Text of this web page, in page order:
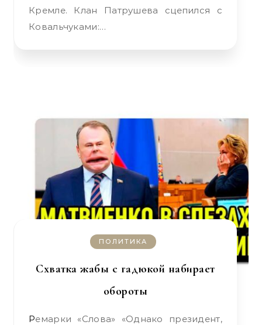
Кремле. Клан Патрушева сцепился с
Ковальчуками:…
ПОЛИТИКА
Схватка жабы с гадюкой набирает
обороты
Ремарки «Слова» «Однако президент,